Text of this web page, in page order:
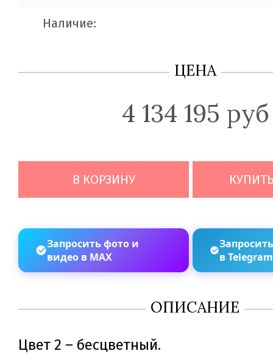
Наличие:
ЦЕНА
4 134 195 руб
В КОРЗИНУ
Запросить фото и
видео в MAX
в
ОПИСАНИЕ
Цвет 2 – бесцветный.